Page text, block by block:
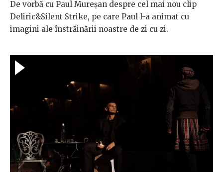
De vorbă cu Paul Mureșan despre cel mai nou clip
Deliric&Silent Strike, pe care Paul l-a animat cu
imagini ale înstrăinării noastre de zi cu zi.